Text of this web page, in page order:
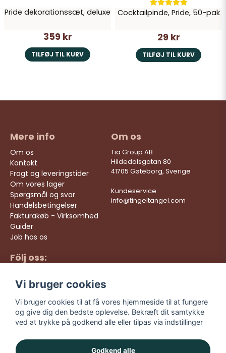
Pride dekorationssæt, deluxe
359 kr
TILFØJ TIL KURV
Cocktailpinde, Pride, 50-pak
29 kr
TILFØJ TIL KURV
Mere info
Om os
Kontakt
Fragt og leveringstider
Om vores lager
Spørgsmål og svar
Handelsbetingelser
Fakturakøb - Virksomhed
Guider
Job hos os
Om os
Tia Group AB
Hildedalsgatan 80
41705 Gøteborg, Sverige
Kundeservice:
info@tingeltangel.com
Följ oss:
Facebook
TikTok
YouTube
kr
Vi bruger cookies
Vi bruger cookies til at få vores hjemmeside til at fungere
og give dig den bedste oplevelse. Bekræft dit samtykke
ved at trykke på godkend alle eller tilpas via indstillinger
Godkend alle